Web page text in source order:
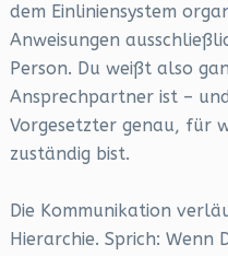
dem Einliniensystem
Anweisungen
Person. Du weißt also
Ansprechpartner ist –
Vorgesetzter genau, für
zuständig bist.
Die Kommunikation
Hierarchie. Sprich: Wenn